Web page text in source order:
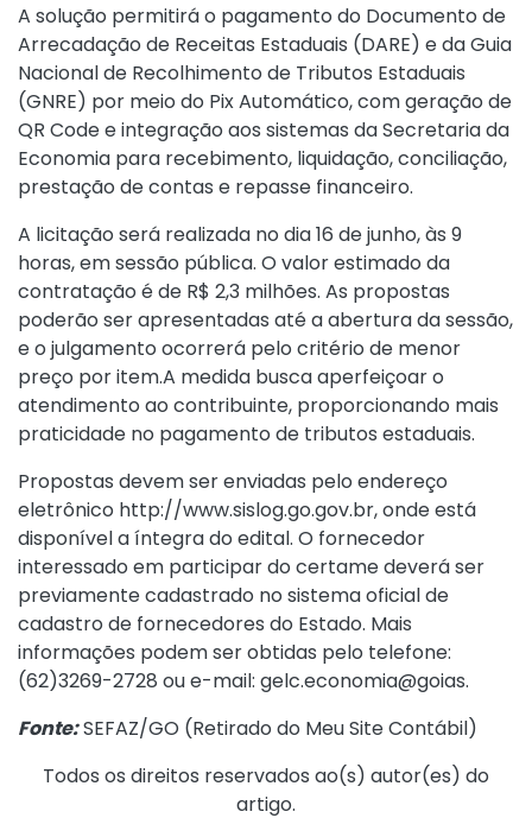
A solução permitirá o pagamento do Documento de
Arrecadação de Receitas Estaduais (DARE) e da Guia
Nacional de Recolhimento de Tributos Estaduais
(GNRE) por meio do Pix Automático, com geração de
QR Code e integração aos sistemas da Secretaria da
Economia para recebimento, liquidação, conciliação,
prestação de contas e repasse financeiro.
A licitação será realizada no dia 16 de junho, às 9
horas, em sessão pública. O valor estimado da
contratação é de R$ 2,3 milhões. As propostas
poderão ser apresentadas até a abertura da sessão,
e o julgamento ocorrerá pelo critério de menor
preço por item.A medida busca aperfeiçoar o
atendimento ao contribuinte, proporcionando mais
praticidade no pagamento de tributos estaduais.
Propostas devem ser enviadas pelo endereço
eletrônico http://www.sislog.go.gov.br, onde está
disponível a íntegra do edital. O fornecedor
interessado em participar do certame deverá ser
previamente cadastrado no sistema oficial de
cadastro de fornecedores do Estado. Mais
informações podem ser obtidas pelo telefone:
(62)3269-2728 ou e-mail: gelc.economia@goias.
Fonte:SEFAZ/GO (Retirado do Meu Site Contábil)
Todos os direitos reservados ao(s) autor(es) do
artigo.